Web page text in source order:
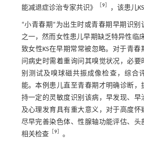
能减退症诊治专家共识》
［9］ ，该患儿
“小青春期”为出生时或青春期早期识别
之一，然而女性患儿早期缺乏特异性临
致女性KS在早期常常被忽略。对于青
问病史时需着重询问其嗅觉状况，必要
别测试及嗅球磁共振成像检查，综合
能。本例患儿直至青春期才明确诊断，
持一定的灵敏度识别该病，早发现、早
及心理发育具有重大意义，对于高度怀
尽早完善染色体、性腺轴功能评估、头
相关检查［9］ 。